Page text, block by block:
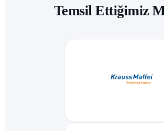
Temsil Ettiğimiz